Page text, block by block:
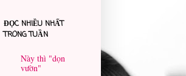
ĐỌC NHIỀU NHẤT
TRONG TUẦN
Này thì "dọn
vườn"